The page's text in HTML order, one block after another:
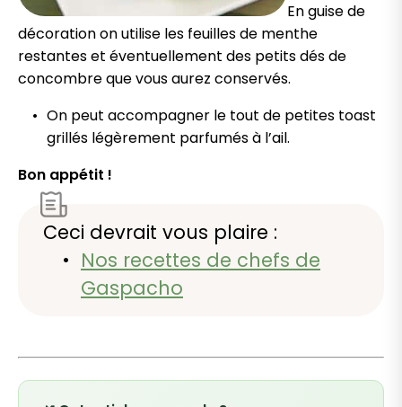
En guise de
décoration on utilise les feuilles de menthe
restantes et éventuellement des petits dés de
concombre que vous aurez conservés.
On peut accompagner le tout de petites toast
grillés légèrement parfumés à l’ail.
Bon appétit !
Ceci devrait vous plaire :
Nos recettes de chefs de
Gaspacho